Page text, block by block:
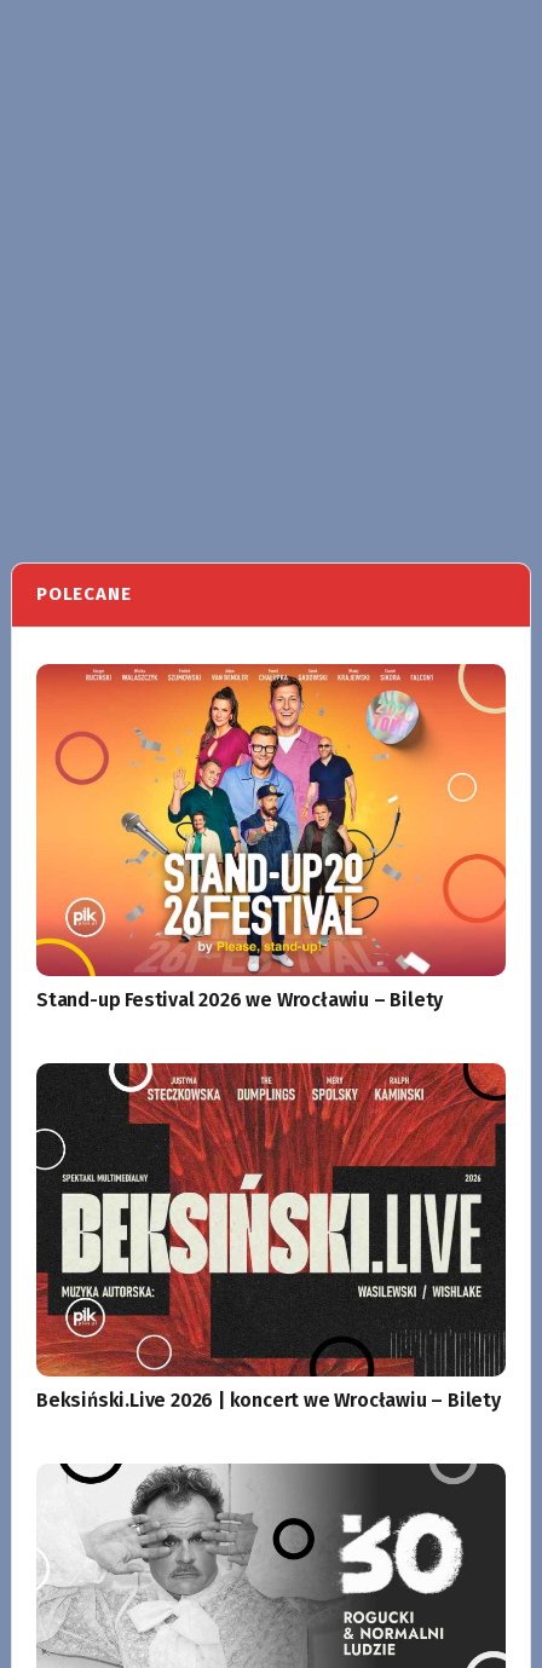
POLECANE
Stand-up Festival 2026 we Wrocławiu – Bilety
Beksiński.Live 2026 | koncert we Wrocławiu – Bilety